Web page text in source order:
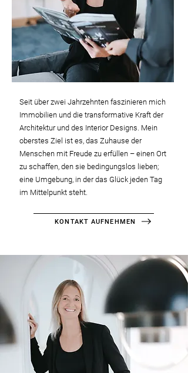
Seit über zwei Jahrzehnten faszinieren mich
Immobilien und die transformative Kraft der
Architektur und des Interior Designs. Mein
oberstes Ziel ist es, das Zuhause der
Menschen mit Freude zu erfüllen – einen Ort
zu schaffen, den sie bedingungslos lieben;
eine Umgebung, in der das Glück jeden Tag
im Mittelpunkt steht.
KONTAKT AUFNEHMEN